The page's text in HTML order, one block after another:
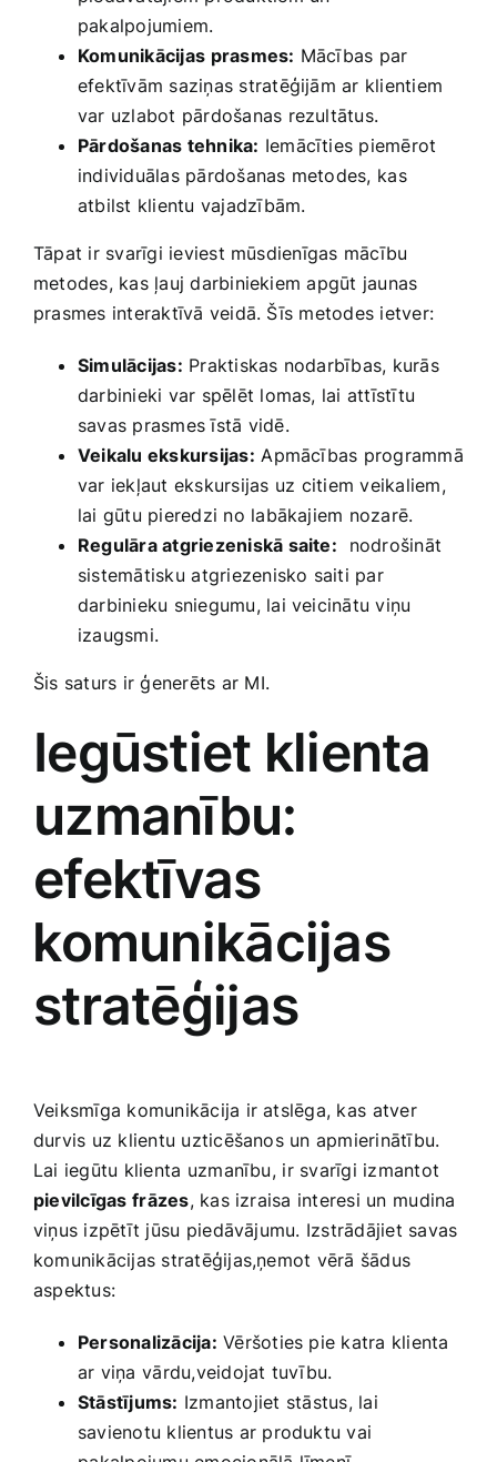
pakalpojumiem.
Komunikācijas⁢ prasmes: Mācības ⁣par
efektīvām‌ saziņas stratēģijām ar klientiem
var uzlabot pārdošanas rezultātus.
Pārdošanas tehnika: Iemācīties piemērot​
individuālas ‌pārdošanas metodes, ⁣kas
atbilst ​klientu vajadzībām.
Tāpat ir svarīgi ieviest mūsdienīgas mācību
metodes, kas ļauj darbiniekiem apgūt jaunas
prasmes interaktīvā ‍veidā. Šīs metodes ​ietver:
Simulācijas: Praktiskas nodarbības, kurās⁢
darbinieki var spēlēt lomas, lai attīstītu
‍savas prasmes īstā vidē.
Veikalu ekskursijas: ⁣Apmācības programmā
var iekļaut​ ekskursijas uz⁢ citiem veikaliem,
lai gūtu pieredzi no labākajiem nozarē.
Regulāra atgriezeniskā saite: ⁣ nodrošināt
sistemātisku ⁣atgriezenisko saiti par
darbinieku sniegumu, lai veicinātu viņu
izaugsmi.
Šis saturs‌ ir ģenerēts⁢ ar MI.
Iegūstiet klienta
uzmanību:
efektīvas
⁤komunikācijas
‌stratēģijas
Veiksmīga komunikācija ​ir atslēga, ‌kas ⁢atver⁣
durvis uz klientu uzticēšanos un apmierinātību.⁣
Lai iegūtu klienta ⁣uzmanību, ⁤ir svarīgi ‍izmantot​
pievilcīgas ⁢frāzes, ‌kas izraisa interesi un ⁣mudina
viņus izpētīt jūsu⁣ piedāvājumu. ‌Izstrādājiet savas
komunikācijas stratēģijas,ņemot vērā šādus
aspektus:
Personalizācija: Vēršoties pie‌ katra ​klienta
ar viņa ⁢vārdu,veidojat tuvību.
Stāstījums: ‌Izmantojiet ⁤stāstus, lai⁣
savienotu klientus ar ‍produktu vai